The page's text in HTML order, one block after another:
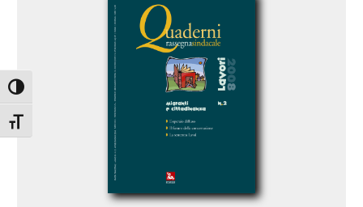
Attiva/disattiva alto contrasto
Attiva/disattiva dimensione testo